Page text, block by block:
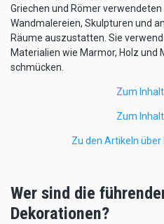
Griechen und Römer
Wandmalereien, Skulpturen und
Räume auszustatten. Sie
Materialien wie Marmor, Holz und
schmücken.
Zum
Zum
Zu den Artikeln
Wer sind die
Dekorationen?